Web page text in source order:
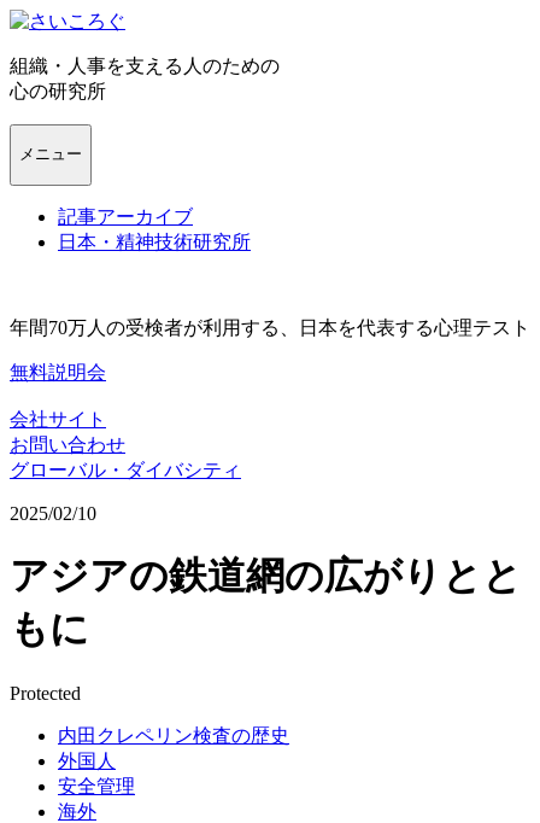
組織・人事を支える人のための
心の研究所
メニュー
記事アーカイブ
日本・精神技術研究所
年間70万人の受検者が利用する、日本を代表する心理テスト
無料説明会
会社サイト
お問い合わせ
グローバル・ダイバシティ
2025/02/10
アジアの鉄道網の広がりとと
もに
Protected
内田クレペリン検査の歴史
外国人
安全管理
海外